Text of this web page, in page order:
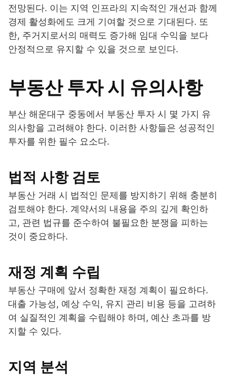
전망된다. 이는 지역 인프라의 지속적인 개선과 함께
경제 활성화에도 크게 기여할 것으로 기대된다. 또
한, 주거지로서의 매력도 증가해 임대 수익을 보다
안정적으로 유지할 수 있을 것으로 보인다.
부동산 투자 시 유의사항
부산 해운대구 중동에서 부동산 투자 시 몇 가지 유
의사항을 고려해야 한다. 이러한 사항들은 성공적인
투자를 위한 필수 요소다.
법적 사항 검토
부동산 거래 시 법적인 문제를 방지하기 위해 충분히
검토해야 한다. 계약서의 내용을 주의 깊게 확인하
고, 관련 법규를 준수하여 불필요한 분쟁을 피하는
것이 중요하다.
재정 계획 수립
부동산 구매에 앞서 정확한 재정 계획이 필요하다.
대출 가능성, 예상 수익, 유지 관리 비용 등을 고려하
여 실질적인 계획을 수립해야 하며, 예산 초과를 방
지할 수 있다.
지역 분석